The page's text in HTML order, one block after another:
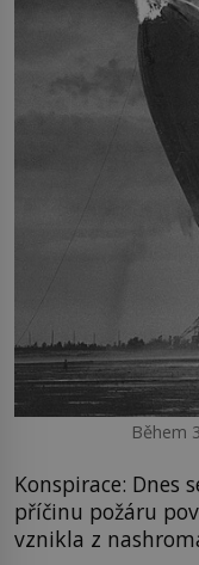
Během
Konspirace: Dnes
příčinu požáru
vznikla z